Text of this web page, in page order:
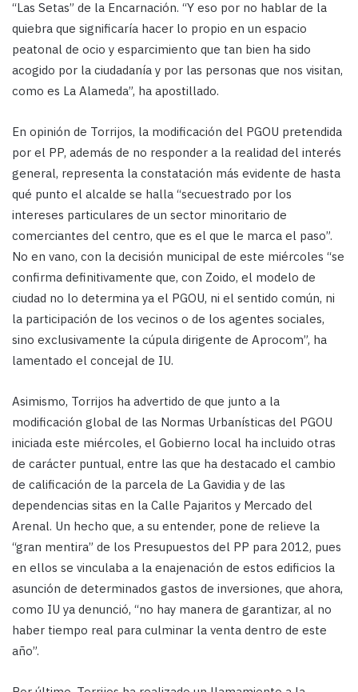
“Las Setas” de la Encarnación. “Y eso por no hablar de la
quiebra que significaría hacer lo propio en un espacio
peatonal de ocio y esparcimiento que tan bien ha sido
acogido por la ciudadanía y por las personas que nos visitan,
como es La Alameda”, ha apostillado.
En opinión de Torrijos, la modificación del PGOU pretendida
por el PP, además de no responder a la realidad del interés
general, representa la constatación más evidente de hasta
qué punto el alcalde se halla “secuestrado por los
intereses particulares de un sector minoritario de
comerciantes del centro, que es el que le marca el paso”.
No en vano, con la decisión municipal de este miércoles “se
confirma definitivamente que, con Zoido, el modelo de
ciudad no lo determina ya el PGOU, ni el sentido común, ni
la participación de los vecinos o de los agentes sociales,
sino exclusivamente la cúpula dirigente de Aprocom”, ha
lamentado el concejal de IU.
Asimismo, Torrijos ha advertido de que junto a la
modificación global de las Normas Urbanísticas del PGOU
iniciada este miércoles, el Gobierno local ha incluido otras
de carácter puntual, entre las que ha destacado el cambio
de calificación de la parcela de La Gavidia y de las
dependencias sitas en la Calle Pajaritos y Mercado del
Arenal. Un hecho que, a su entender, pone de relieve la
“gran mentira” de los Presupuestos del PP para 2012, pues
en ellos se vinculaba a la enajenación de estos edificios la
asunción de determinados gastos de inversiones, que ahora,
como IU ya denunció, “no hay manera de garantizar, al no
haber tiempo real para culminar la venta dentro de este
año”.